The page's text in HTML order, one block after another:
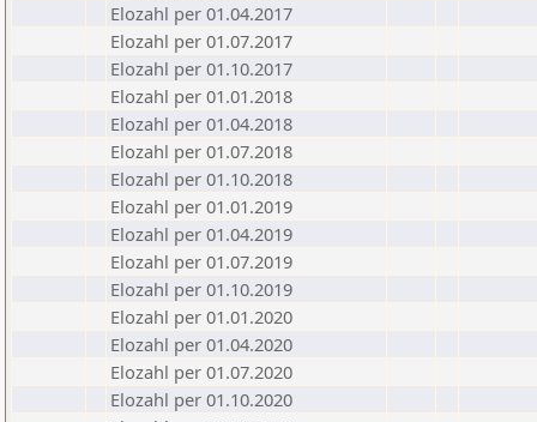
Elozahl per 01.04.2017
Elozahl per 01.07.2017
Elozahl per 01.10.2017
Elozahl per 01.01.2018
Elozahl per 01.04.2018
Elozahl per 01.07.2018
Elozahl per 01.10.2018
Elozahl per 01.01.2019
Elozahl per 01.04.2019
Elozahl per 01.07.2019
Elozahl per 01.10.2019
Elozahl per 01.01.2020
Elozahl per 01.04.2020
Elozahl per 01.07.2020
Elozahl per 01.10.2020